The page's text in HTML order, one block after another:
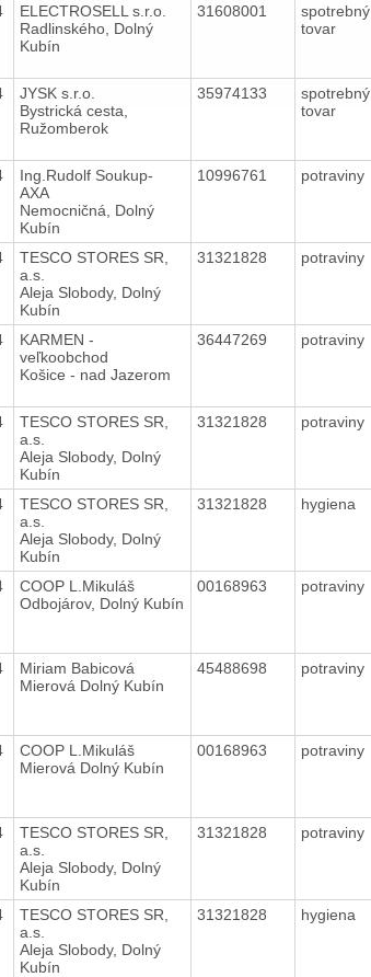
ELECTROSELL s.r.o.
Radlinského, Dolný
Kubín
31608001
spotrebný
tovar
JYSK s.r.o.
Bystrická cesta,
Ružomberok
35974133
spotrebný
tovar
Ing.Rudolf Soukup-
AXA
Nemocničná, Dolný
Kubín
10996761 potraviny
TESCO STORES SR,
a.s.
Aleja Slobody, Dolný
Kubín
31321828 potraviny
KARMEN -
veľkoobchod
Košice - nad Jazerom
36447269 potraviny
TESCO STORES SR,
a.s.
Aleja Slobody, Dolný
Kubín
31321828 potraviny
TESCO STORES SR,
a.s.
Aleja Slobody, Dolný
Kubín
31321828 hygiena
COOP L.Mikuláš
Odbojárov, Dolný Kubín
00168963 potraviny
Miriam Babicová
Mierová Dolný Kubín
45488698 potraviny
COOP L.Mikuláš
Mierová Dolný Kubín
00168963 potraviny
TESCO STORES SR,
a.s.
Aleja Slobody, Dolný
Kubín
31321828 potraviny
TESCO STORES SR,
a.s.
Aleja Slobody, Dolný
Kubín
31321828 hygiena